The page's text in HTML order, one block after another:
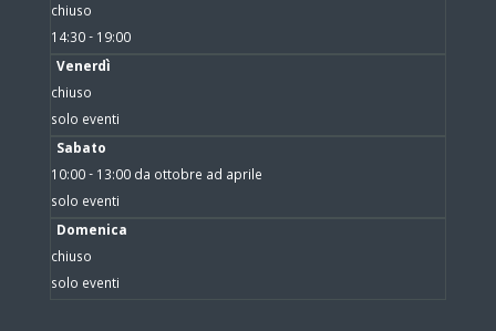
chiuso
14:30 - 19:00
Venerdì
chiuso
solo eventi
Sabato
10:00 - 13:00 da ottobre ad aprile
solo eventi
Domenica
chiuso
solo eventi